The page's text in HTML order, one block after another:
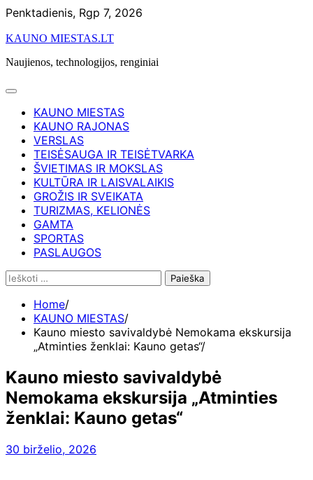
Skip
content
Penktadienis, Rgp 7, 2026
KAUNO MIESTAS.LT
Naujienos, technologijos, renginiai
KAUNO MIESTAS
KAUNO RAJONAS
VERSLAS
TEISĖSAUGA IR TEISĖTVARKA
ŠVIETIMAS IR MOKSLAS
KULTŪRA IR LAISVALAIKIS
GROŽIS IR SVEIKATA
TURIZMAS, KELIONĖS
GAMTA
SPORTAS
PASLAUGOS
Ieškoti:
Home
KAUNO MIESTAS
Kauno miesto savivaldybė Nemokama ekskursija
„Atminties ženklai: Kauno getas“
Kauno miesto savivaldybė
Nemokama ekskursija „Atminties
ženklai: Kauno getas“
30 birželio, 2026